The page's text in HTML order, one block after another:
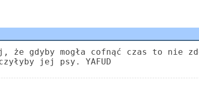
że gdyby mogła cofnąć czas to nie
jej psy. YAFUD